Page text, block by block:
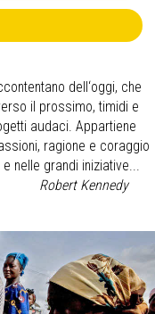
dell‘oggi, che
il prossimo, timidi e
audaci. Appartiene
ragione e coraggio
nelle grandi iniziative...
Robert Kennedy